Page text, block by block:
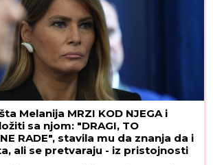
Melanija MRZI KOD NJEGA i
sa njom: "DRAGI, TO
NE RADE", stavila mu da znanja da i
ali se pretvaraju - iz pristojnosti